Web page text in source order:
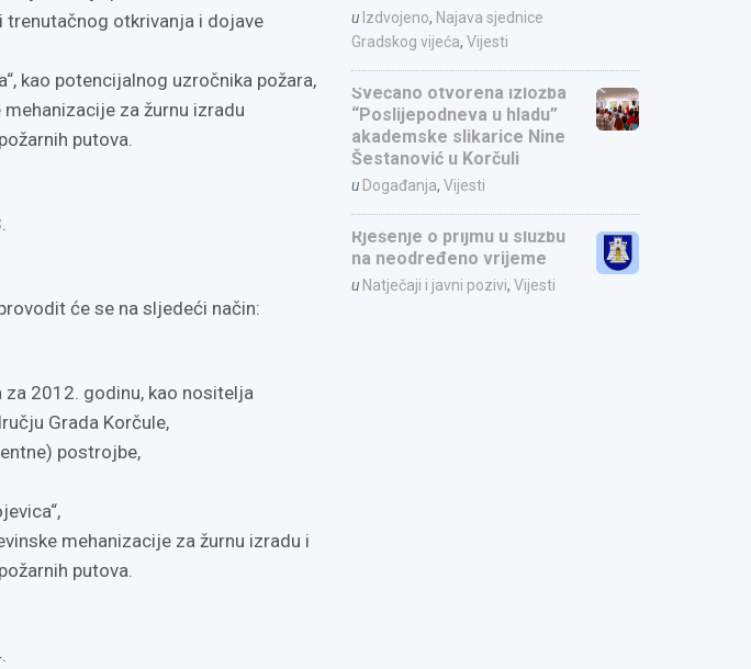
otkrivanja i dojave
kao potencijalnog uzročnika požara,
za žurnu izradu
putova.
će se na sljedeći način:
2012. godinu, kao nositelja
Grada Korčule,
postrojbe,
mehanizacije za žurnu izradu i
putova.
u Izdvojeno, Najava sjednice
Gradskog vijeća, Vijesti
Svečano otvorena izložba
“Poslijepodneva u hladu”
akademske slikarice Nine
Šestanović u Korčuli
u Događanja, Vijesti
Rješenje o prijmu u službu
na neodređeno vrijeme
u Natječaji i javni pozivi, Vijesti